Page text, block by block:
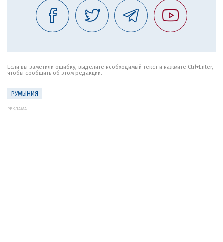
Если вы заметили ошибку, выделите необходимый текст и нажмите Ctrl+Enter,
чтобы сообщить об этом редакции.
РУМЫНИЯ
РЕКЛАМА: